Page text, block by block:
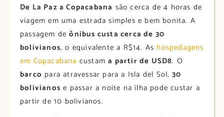
De La Paz a Copacabana são cerca de 4 horas de
viagem em uma estrada simples e bem bonita. A
passagem deônibus custa cerca de 30
bolivianos, o equivalente a R$14. As hospedagens
em Copacabana custama partir de USD8. O
barco para atravessar para a Isla del Sol, 30
bolivianos e passar a noite na ilha pode custar a
partir de 10 bolivianos.